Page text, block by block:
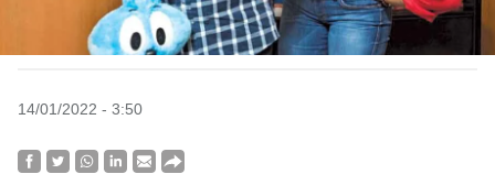
14/01/2022 - 3:50